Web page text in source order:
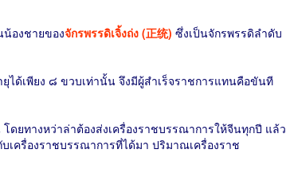
น้องชายของจักรพรรดิเจิ้งถ่ง (正统) ซึ่งเป็นจักรพรรดิลำดับ
ได้เพียง ๘ ขวบเท่านั้น จึงมีผู้สำเร็จราชการแทนคือขันที
ดยทางหว่าล่าต้องส่งเครื่องราชบรรณาการให้จีนทุกปี แล้ว
เครื่องราชบรรณาการที่ได้มา ปริมาณเครื่องราช